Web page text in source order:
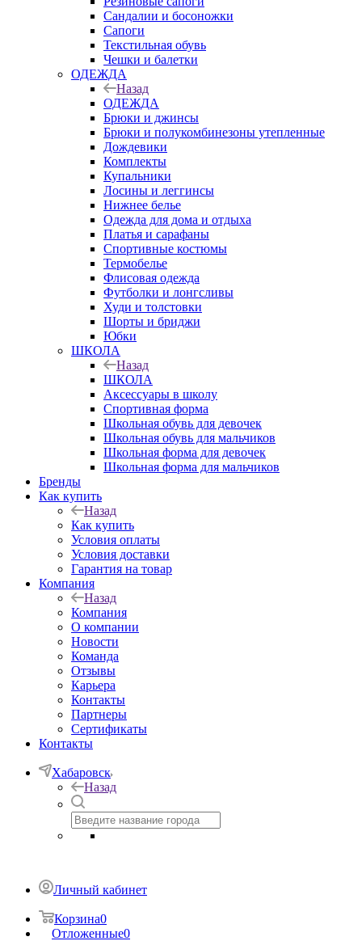
Сандалии и босоножки
Сапоги
Текстильная обувь
Чешки и балетки
ОДЕЖДА
Назад
ОДЕЖДА
Брюки и джинсы
Брюки и полукомбинезоны утепленные
Дождевики
Комплекты
Купальники
Лосины и леггинсы
Нижнее белье
Одежда для дома и отдыха
Платья и сарафаны
Спортивные костюмы
Термобелье
Флисовая одежда
Футболки и лонгсливы
Худи и толстовки
Шорты и бриджи
Юбки
ШКОЛА
Назад
ШКОЛА
Аксессуары в школу
Спортивная форма
Школьная обувь для девочек
Школьная обувь для мальчиков
Школьная форма для девочек
Школьная форма для мальчиков
Бренды
Как купить
Назад
Как купить
Условия оплаты
Условия доставки
Гарантия на товар
Компания
Назад
Компания
О компании
Новости
Команда
Отзывы
Карьера
Контакты
Партнеры
Сертификаты
Контакты
Хабаровск
Назад
Личный кабинет
Корзина0
Отложенные0